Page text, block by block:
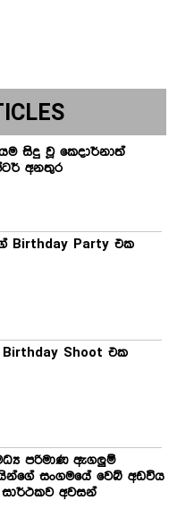
සිදු වූ කෙදාර්නාත්
අනතුර
Birthday Party එක
Birthday Shoot එක
පරිමාණ ඇගලුම්
සංගමයේ වෙබ් අඩවිය
සාර්ථකව අවසන්